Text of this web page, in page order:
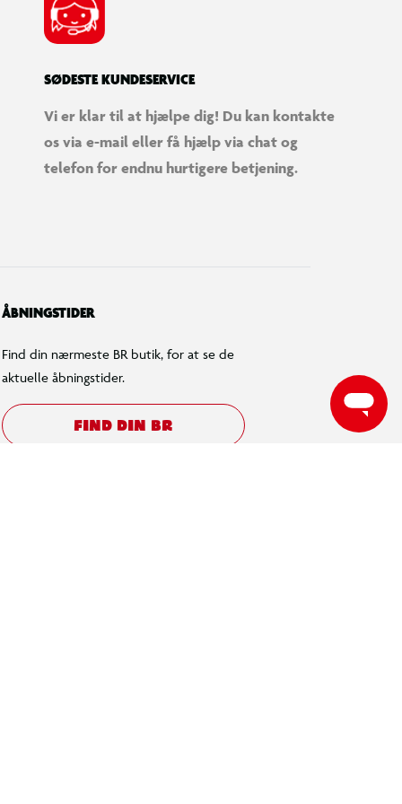
SØDESTE KUNDESERVICE
Vi er klar til at hjælpe dig! Du kan kontakte
os via e-mail eller få hjælp via chat og
telefon for endnu hurtigere betjening.
ÅBNINGSTIDER
Find din nærmeste BR butik, for at se de
aktuelle åbningstider.
FIND DIN BR